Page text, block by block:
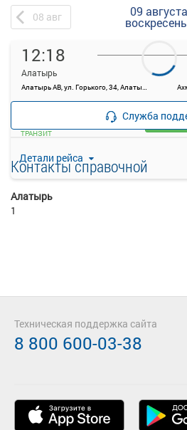
08 авг 09 августа
12:18
Алатырь
Алатырь АВ, ул. Горького, 34, Алатырь
Детали рейса
—
ТРАНЗИТ
Служба
Контакты справочной
Алатырь
1
Техническая поддержка сайта
8 800 600-03-38